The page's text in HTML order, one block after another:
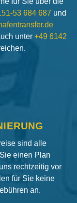
53 684 687 und
unter +49 6142
sind alle
einen Plan
rechtzeitig vor
für Sie keine
an.